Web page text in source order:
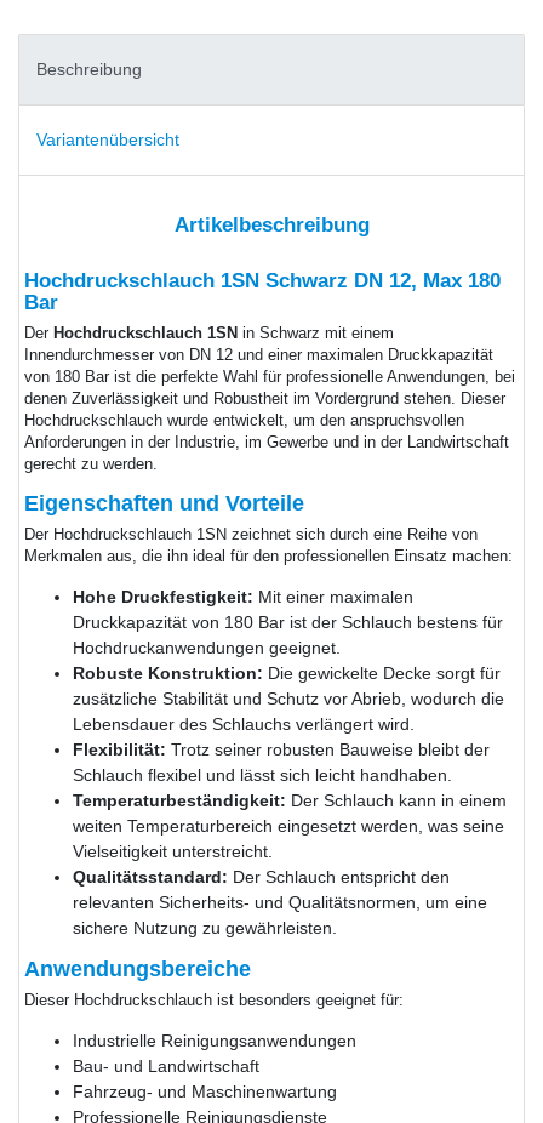
Beschreibung
Variantenübersicht
Artikelbeschreibung
Hochdruckschlauch 1SN Schwarz DN 12, Max 180
Bar
Der Hochdruckschlauch 1SN in Schwarz mit einem
Innendurchmesser von DN 12 und einer maximalen Druckkapazität
von 180 Bar ist die perfekte Wahl für professionelle Anwendungen, bei
denen Zuverlässigkeit und Robustheit im Vordergrund stehen. Dieser
Hochdruckschlauch wurde entwickelt, um den anspruchsvollen
Anforderungen in der Industrie, im Gewerbe und in der Landwirtschaft
gerecht zu werden.
Eigenschaften und Vorteile
Der Hochdruckschlauch 1SN zeichnet sich durch eine Reihe von
Merkmalen aus, die ihn ideal für den professionellen Einsatz machen:
Hohe Druckfestigkeit: Mit einer maximalen
Druckkapazität von 180 Bar ist der Schlauch bestens für
Hochdruckanwendungen geeignet.
Robuste Konstruktion: Die gewickelte Decke sorgt für
zusätzliche Stabilität und Schutz vor Abrieb, wodurch die
Lebensdauer des Schlauchs verlängert wird.
Flexibilität: Trotz seiner robusten Bauweise bleibt der
Schlauch flexibel und lässt sich leicht handhaben.
Temperaturbeständigkeit: Der Schlauch kann in einem
weiten Temperaturbereich eingesetzt werden, was seine
Vielseitigkeit unterstreicht.
Qualitätsstandard: Der Schlauch entspricht den
relevanten Sicherheits- und Qualitätsnormen, um eine
sichere Nutzung zu gewährleisten.
Anwendungsbereiche
Dieser Hochdruckschlauch ist besonders geeignet für:
Industrielle Reinigungsanwendungen
Bau- und Landwirtschaft
Fahrzeug- und Maschinenwartung
Professionelle Reinigungsdienste